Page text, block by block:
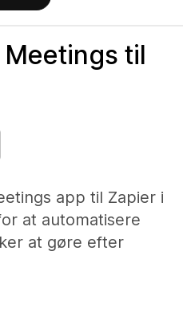
til
app til Zapier i
at automatisere
at gøre efter